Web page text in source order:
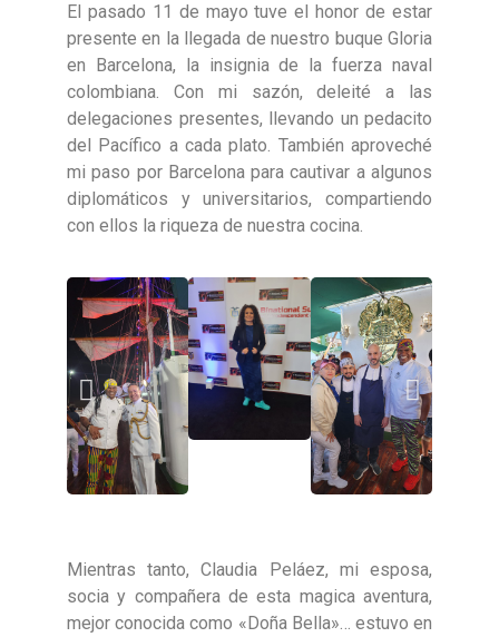
El pasado 11 de mayo tuve el honor de estar
presente en la llegada de nuestro buque Gloria
en Barcelona, la insignia de la fuerza naval
colombiana. Con mi sazón, deleité a las
delegaciones presentes, llevando un pedacito
del Pacífico a cada plato. También aproveché
mi paso por Barcelona para cautivar a algunos
diplomáticos y universitarios, compartiendo
con ellos la riqueza de nuestra cocina.
Mientras tanto, Claudia Peláez, mi esposa,
socia y compañera de esta magica aventura,
mejor conocida como «Doña Bella»… estuvo en